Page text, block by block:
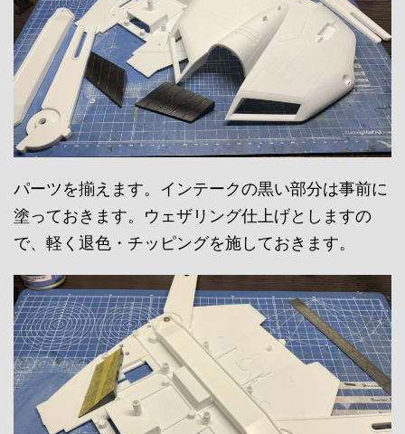
パーツを揃えます。インテークの黒い部分は事前に
塗っておきます。ウェザリング仕上げとしますの
で、軽く退色・チッピングを施しておきます。